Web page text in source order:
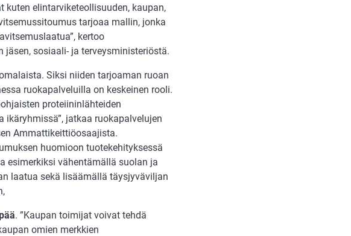
elintarviketeollisuuden, kaupan,
tarjoaa mallin, jonka
kertoo
jäsen, sosiaali- ja terveysministeriöstä.
Siksi niiden tarjoaman ruoan
ruokapalveluilla on keskeinen rooli.
proteiininlähteiden
jatkaa ruokapalvelujen
Ammattikeittiöosaajista.
huomioon tuotekehityksessä
esimerkiksi vähentämällä suolan ja
laatua sekä lisäämällä täysjyväviljan
. ”Kaupan toimijat voivat tehdä
omien merkkien